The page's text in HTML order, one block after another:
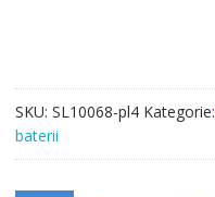
SKU: SL10068-pl4 Kategorie:
baterii